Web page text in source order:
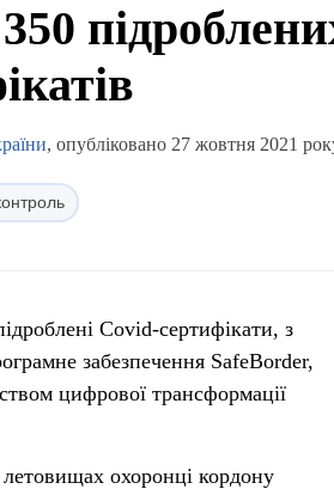
, опубліковано 27 жовтня 2021
Covid-сертифікати, з
забезпечення SafeBorder,
цифрової трансформації
охоронці кордону